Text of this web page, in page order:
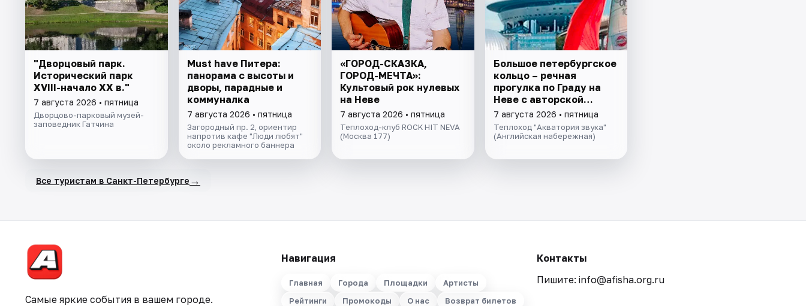
"Дворцовый парк.
Исторический парк
XVIII-начало XX в."
7 августа 2026 • пятница
Дворцово-парковый музей-
заповедник Гатчина
Must have Питера:
панорама с высоты и
дворы, парадные и
коммуналка
7 августа 2026 • пятница
Загородный пр. 2, ориентир
напротив кафе "Люди любят"
около рекламного баннера
«ГОРОД-СКАЗКА,
ГОРОД-МЕЧТА»:
Культовый рок нулевых
на Неве
7 августа 2026 • пятница
Теплоход-клуб ROCK HIT NEVA
(Москва 177)
Большое петербургское
кольцо – речная
прогулка пo Граду на
Неве с авторской
экскурсией и живой
музыкой в тёплом
салоне теплохода
7 августа 2026 • пятница
Теплоход "Акватория звука"
(Английская набережная)
Все туристам в Санкт-Петербурге →
Самые яркие события в вашем городе.
Навигация
Главная Города Площадки
Артисты
Рейтинги
Промокоды О нас Возврат билетов
Контакты
Пишите: info@afisha.org.ru